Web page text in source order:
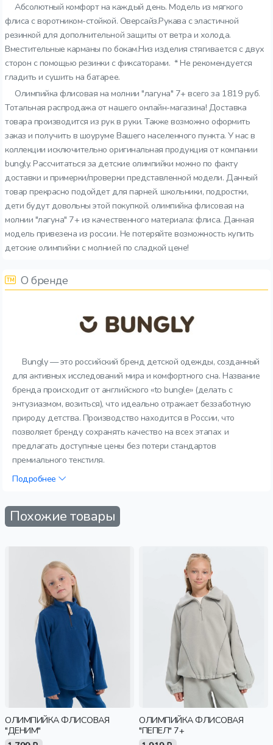
Абсолютный комфорт на каждый день. Модель из мягкого
флиса с воротником-стойкой. Оверсайз.Рукава с эластичной
резинкой для дополнительной защиты от ветра и холода.
Вместительные карманы по бокам.Низ изделия стягивается с двух
сторон с помощью резинки с фиксаторами. * Не рекомендуется
гладить и сушить на батарее.
Олимпийка флисовая на молнии "лагуна" 7+ всего за 1819 руб.
Тотальная распродажа от нашего онлайн-магазина! Доставка
товара производится из рук в руки. Также возможно оформить
заказ и получить в шоуруме Вашего населенного пункта. У нас в
коллекции исключительно оригинальная продукция от компании
bungly. Рассчитаться за детские олимпийки можно по факту
доставки и примерки/проверки представленной модели. Данный
товар прекрасно подойдет для парней. школьники, подростки,
дети будут довольны этой покупкой. олимпийка флисовая на
молнии "лагуна" 7+ из качественного материала: флиса. Данная
модель привезена из россии. Не потеряйте возможность купить
детские олимпийки с молнией по сладкой цене!
О бренде
Bungly — это российский бренд детской одежды, созданный
для активных исследований мира и комфортного сна. Название
бренда происходит от английского «to bungle» (делать с
энтузиазмом, возиться), что идеально отражает беззаботную
природу детства. Производство находится в России, что
позволяет бренду сохранять качество на всех этапах и
предлагать доступные цены без потери стандартов
премиального текстиля.
Подробнее
Похожие товары
ОЛИМПИЙКА ФЛИСОВАЯ
"ДЕНИМ"
ОЛИМПИЙКА ФЛИСОВАЯ
"ПЕПЕЛ" 7+